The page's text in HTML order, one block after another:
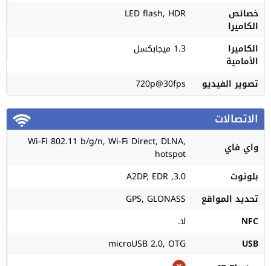
خصائص
الكاميرا
LED flash, HDR
الكاميرا
الأمامية
1.3 ميجابكسل
تصوير الفيديو 720p@30fps
الاتصالات
واي فاي Wi-Fi 802.11 b/g/n, Wi-Fi Direct, DLNA,
hotspot
بلوتوث
3.0, A2DP, EDR
تحديد المواقع
GPS, GLONASS
NFC
لا.
USB
microUSB 2.0, OTG